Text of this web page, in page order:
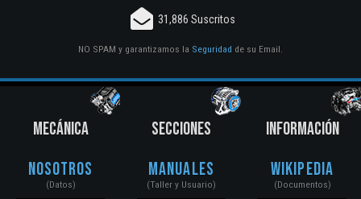
31,886 Suscritos
NO SPAM y garantizamos la Seguridad de su Email.
MECÁNICA
Nosotros
(Datos)
SECCIONES
Manuales
(Taller y Usuario)
INFORMACIÓN
Wikipedia
(Documentos)